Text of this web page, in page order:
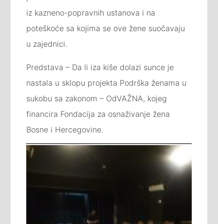
iz kazneno-popravnih ustanova i na
poteškoće sa kojima se ove žene suočavaju
u zajednici.
Predstava – Da li iza kiše dolazi sunce je
nastala u sklopu projekta Podrška ženama u
sukobu sa zakonom – OdVAŽNA, kojeg
financira Fondacija za osnaživanje žena
Bosne i Hercegovine.